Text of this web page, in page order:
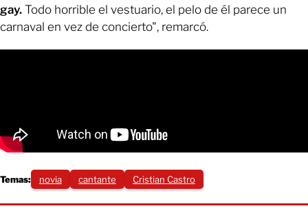
gay. Todo horrible el vestuario, el pelo de él parece un
carnaval en vez de concierto", remarcó.
Temas: novia cantante Cristian Castro